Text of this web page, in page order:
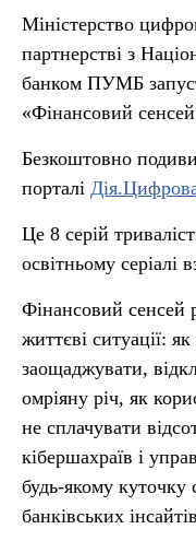
Міністерство
партнерстві з
банком ПУМБ
«Фінансовий
Безкоштовно
порталі
Це 8 серій
освітньому
Фінансовий сенсей
життєві ситуації:
заощаджувати,
омріяну річ, як
не сплачувати
кібершахраїв і
будь-якому куточку
банківських